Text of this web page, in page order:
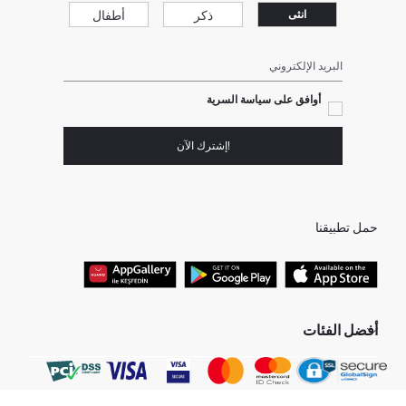
انثى ذكر أطفال
البريد الإلكتروني
أوافق على سياسة السرية
!إشترك الآن
حمل تطبيقنا
أفضل الفئات
نساء
رجال
بنطلون جينز واسع للرجال
بيجامات حريمي